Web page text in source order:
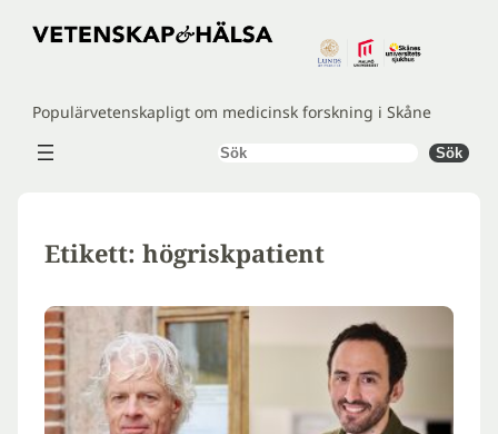
Hoppa
Populärvetenskapligt om medicinsk forskning i Skåne
Sök Sök
Etikett: högriskpatient